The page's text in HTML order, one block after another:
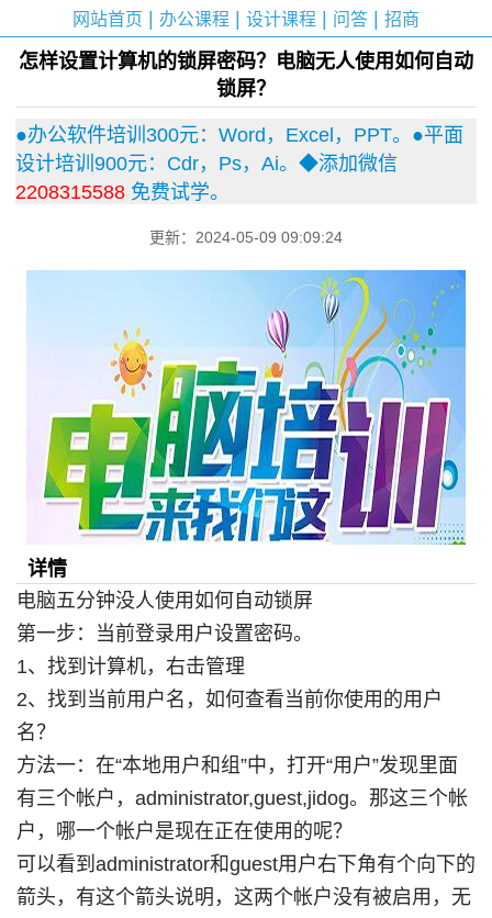
网站首页 办公课程 设计课程 问答 招商
怎样设置计算机的锁屏密码？电脑无人使用如何自动
锁屏？
●办公软件培训300元：Word，Excel，PPT。●平面
设计培训900元：Cdr，Ps，Ai。◆添加微信
2208315588 免费试学。
更新：2024-05-09 09:09:24
详情
电脑五分钟没人使用如何自动锁屏
第一步：当前登录用户设置密码。
1、找到计算机，右击管理
2、找到当前用户名，如何查看当前你使用的用户
名？
方法一：在“本地用户和组”中，打开“用户”发现里面
有三个帐户，administrator,guest,jidog。那这三个帐
户，哪一个帐户是现在正在使用的呢？
可以看到administrator和guest用户右下角有个向下的
箭头，有这个箭头说明，这两个帐户没有被启用，无